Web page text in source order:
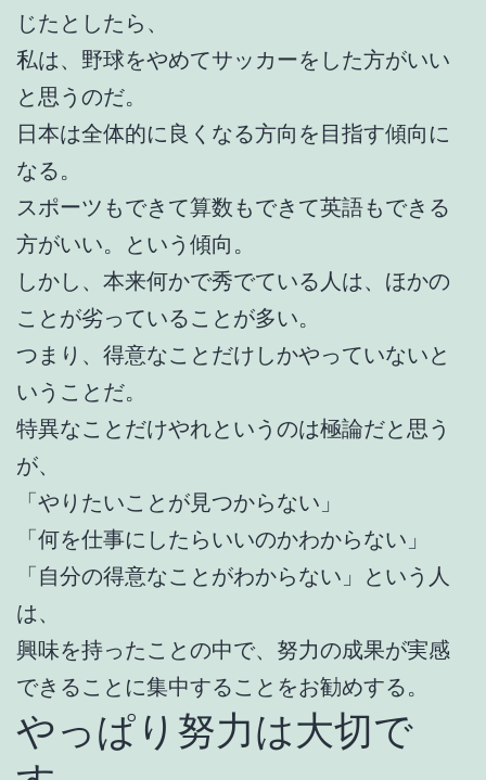
じたとしたら、
私は、野球をやめてサッカーをした方がいい
と思うのだ。
日本は全体的に良くなる方向を目指す傾向に
なる。
スポーツもできて算数もできて英語もできる
方がいい。という傾向。
しかし、本来何かで秀でている人は、ほかの
ことが劣っていることが多い。
つまり、得意なことだけしかやっていないと
いうことだ。
特異なことだけやれというのは極論だと思う
が、
「やりたいことが見つからない」
「何を仕事にしたらいいのかわからない」
「自分の得意なことがわからない」という人
は、
興味を持ったことの中で、努力の成果が実感
できることに集中することをお勧めする。
やっぱり努力は大切で